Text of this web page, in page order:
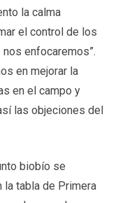
la calma
el control de los
enfocaremos”.
en mejorar la
en el campo y
las objeciones del
biobío se
la tabla de Primera